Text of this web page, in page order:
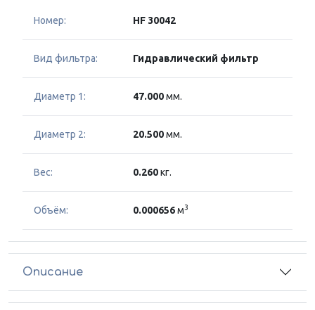
Номер: HF 30042
Вид фильтра: Гидравлический фильтр
Диаметр 1: 47.000мм.
Диаметр 2: 20.500мм.
Вес: 0.260кг.
Объём: 0.000656м3
Описание